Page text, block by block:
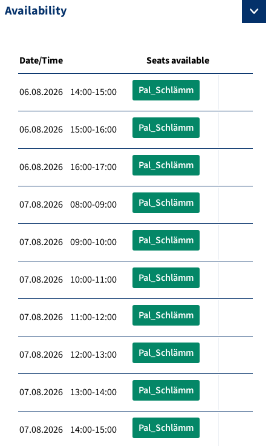
Availability
Date/Time Seats available
06.08.2026 14:00-15:00 Pal_Schlämm
06.08.2026 15:00-16:00 Pal_Schlämm
06.08.2026 16:00-17:00 Pal_Schlämm
07.08.2026 08:00-09:00 Pal_Schlämm
07.08.2026 09:00-10:00 Pal_Schlämm
07.08.2026 10:00-11:00 Pal_Schlämm
07.08.2026 11:00-12:00 Pal_Schlämm
07.08.2026 12:00-13:00 Pal_Schlämm
07.08.2026 13:00-14:00 Pal_Schlämm
07.08.2026 14:00-15:00 Pal_Schlämm